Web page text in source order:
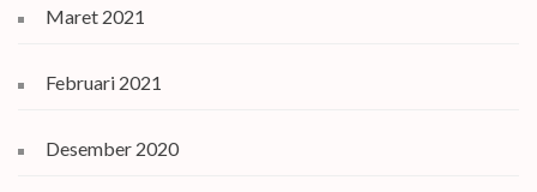
Maret 2021
Februari 2021
Desember 2020